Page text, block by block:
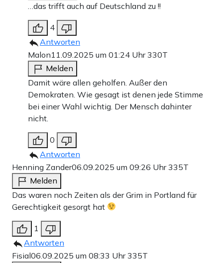
…das trifft auch auf Deutschland zu !!
4
Antworten
Malon11.09.2025 um 01:24 Uhr330T
Melden
Damit wäre allen geholfen. Außer den
Demokraten. Wie gesagt ist denen jede Stimme
bei einer Wahl wichtig. Der Mensch dahinter
nicht.
0
Antworten
Henning Zander06.09.2025 um 09:26 Uhr335T
Melden
Das waren noch Zeiten als der Grim in Portland für
Gerechtigkeit gesorgt hat
1
Antworten
Fisial06.09.2025 um 08:33 Uhr335T